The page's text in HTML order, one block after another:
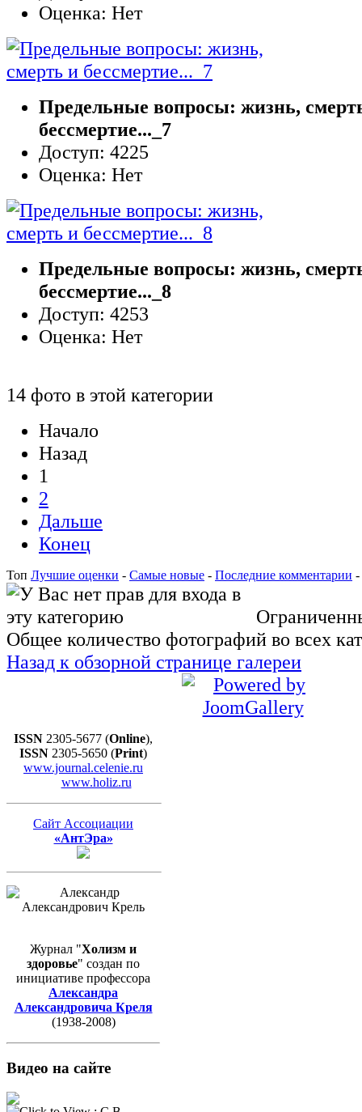
Оценка: Нет
Предельные вопросы: жизнь,
бессмертие..._7
Доступ: 4225
Оценка: Нет
Предельные вопросы: жизнь,
бессмертие..._8
Доступ: 4253
Оценка: Нет
14 фото в этой категории
Начало
Назад
1
2
Дальше
Конец
Топ Лучшие оценки - Самые новые - Последние комментарии -
Общее количество фотографий во всех
Назад к обзорной странице галереи
ISSN 2305-5677 (Online),
ISSN 2305-5650 (Print)
www.journal.celenie.ru
www.holiz.ru
Сайт Ассоциации
«АнтЭра»
Журнал "Холизм и
здоровье" создан по
инициативе профессора
Александра
Александровича Креля
(1938-2008)
Видео на сайте